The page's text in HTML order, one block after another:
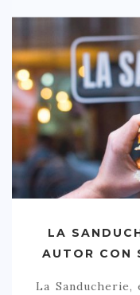
LA
AUTOR CON
La